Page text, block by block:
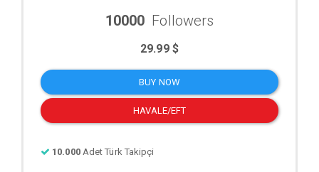
10000 Followers
29.99 $
BUY NOW
HAVALE/EFT
10.000 Adet Türk Takipçi